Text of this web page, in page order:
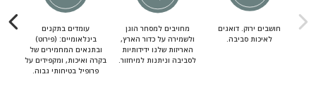
חושבים ירוק. דואגים
לאיכות סביבה.
מחויבים למסחר הוגן
ולשמירה על כדור הארץ,
האריזות שלנו ידידותיות
לסביבה וניתנות למיחזור.
עומדים בתקנים
בינלאומיים: (פירוט)
ובתנאים המחמירים של
בקרה ואיכות, ומקפידים על
פרופיל בטיחותי גבוה.